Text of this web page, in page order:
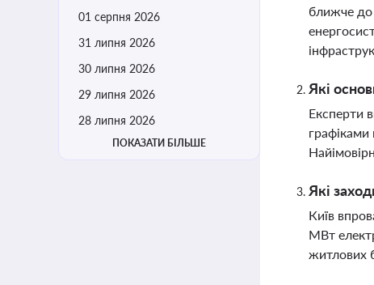
01 серпня 2026
31 липня 2026
30 липня 2026
29 липня 2026
28 липня 2026
ПОКАЗАТИ БІЛЬШЕ
ближче до
Які
Експерти
Які
Київ
МВт
житлових